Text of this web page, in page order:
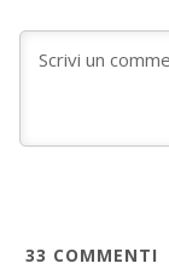
33 COMMENTI